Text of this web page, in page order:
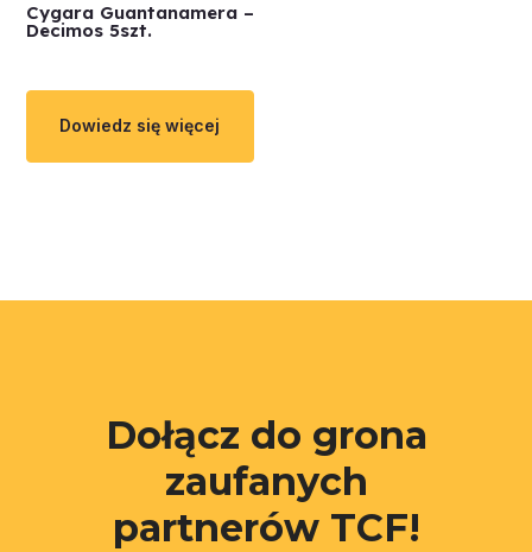
Cygara Guantanamera –
Decimos 5szt.
Dowiedz się więcej
Dołącz do grona
zaufanych
partnerów TCF!